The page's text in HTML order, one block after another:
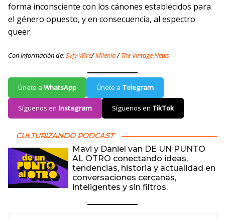
forma inconsciente con los cánones establecidos para
el género opuesto, y en consecuencia, al espectro
queer.
Con información de:Syfy Wire/Milenio/The Vintage News
Únete a WhatsApp Únete a Telegram
Síguenos en Instagram Síguenos en TikTok
CULTURIZANDO PODCAST
Mavi y Daniel van DE UN PUNTO
AL OTRO conectando ideas,
tendencias, historia y actualidad en
conversaciones cercanas,
inteligentes y sin filtros.